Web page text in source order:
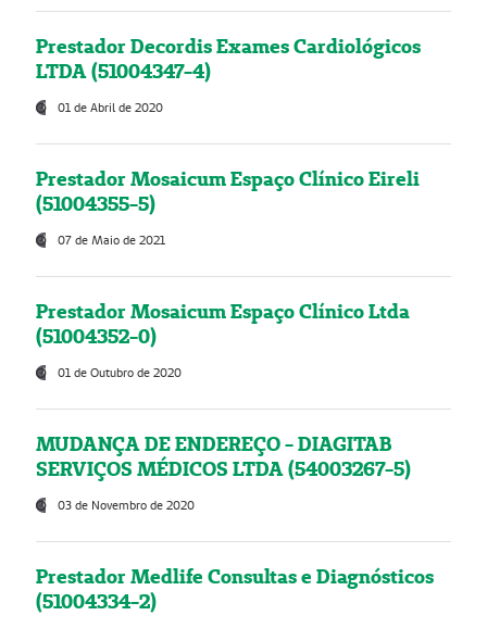
Prestador Decordis Exames Cardiológicos
LTDA (51004347-4)
01 de Abril de 2020
Prestador Mosaicum Espaço Clínico Eireli
(51004355-5)
07 de Maio de 2021
Prestador Mosaicum Espaço Clínico Ltda
(51004352-0)
01 de Outubro de 2020
MUDANÇA DE ENDEREÇO - DIAGITAB
SERVIÇOS MÉDICOS LTDA (54003267-5)
03 de Novembro de 2020
Prestador Medlife Consultas e Diagnósticos
(51004334-2)